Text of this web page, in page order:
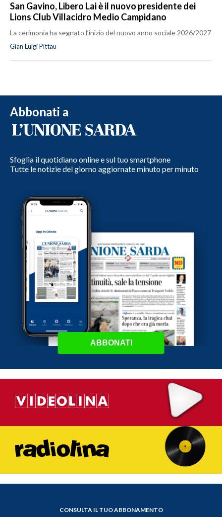
San Gavino, Libero Lai è il nuovo presidente dei
Lions Club Villacidro Medio Campidano
La cerimonia ha segnato l’inizio del nuovo anno sociale 2026/2027
Gian Luigi Pittau
Abbonati a
Sfoglia il quotidiano online e sul tuo smartphone
Tutte le notizie del giorno aggiornate minuto per minuto
ABBONATI
CONSULTA IL TUO ABBONAMENTO